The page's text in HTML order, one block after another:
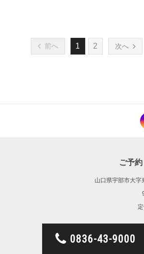
前へ 1 2 次へ
ご予
山口県宇部市大
0836-43-9000